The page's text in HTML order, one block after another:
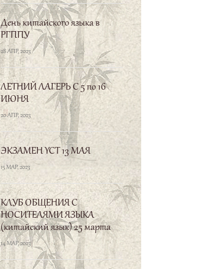
День китайского языка в
РГППУ
28 АПР, 2023
ЛЕТНИЙ ЛАГЕРЬ С 5 по 16
ИЮНЯ
20 АПР, 2023
ЭКЗАМЕН YCT 13 МАЯ
15 МАР, 2023
КЛУБ ОБЩЕНИЯ С
НОСИТЕЛЯМИ ЯЗЫКА
(китайский язык) 25 марта
14 МАР, 2023
子曰、君子喻於义、
小人喻於利。